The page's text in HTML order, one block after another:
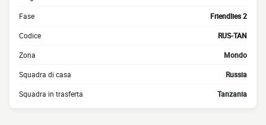
Fase Friendlies 2
Codice RUS-TAN
Zona Mondo
Squadra di casa Russia
Squadra in trasferta Tanzania